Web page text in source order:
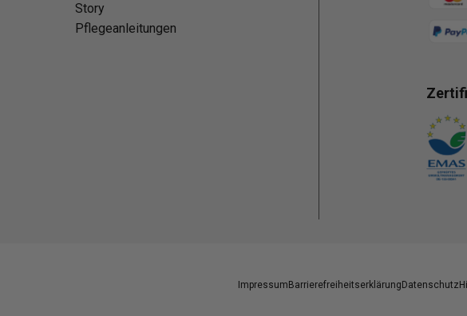
Story
Pflegeanleitungen
Impressum Barrierefreiheitserklärung Datenschutz